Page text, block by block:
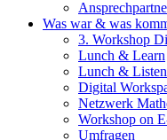
Was war & was
3. Workshop
Lunch & Learn
Lunch & Listen
Digital
Netzwerk
Workshop on
Umfragen